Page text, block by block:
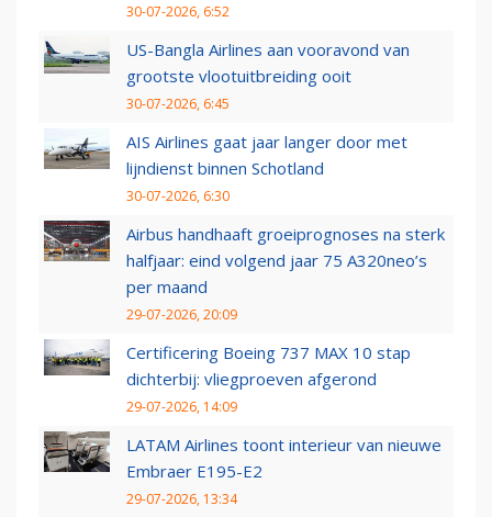
30-07-2026, 6:52
US-Bangla Airlines aan vooravond van
grootste vlootuitbreiding ooit
30-07-2026, 6:45
AIS Airlines gaat jaar langer door met
lijndienst binnen Schotland
30-07-2026, 6:30
Airbus handhaaft groeiprognoses na sterk
halfjaar: eind volgend jaar 75 A320neo’s
per maand
29-07-2026, 20:09
Certificering Boeing 737 MAX 10 stap
dichterbij: vliegproeven afgerond
29-07-2026, 14:09
LATAM Airlines toont interieur van nieuwe
Embraer E195-E2
29-07-2026, 13:34